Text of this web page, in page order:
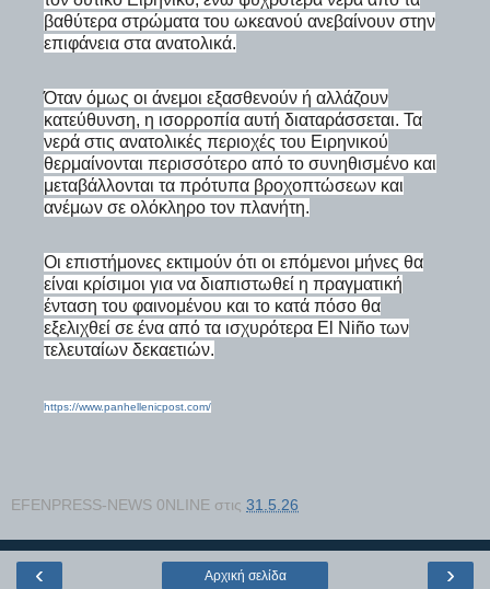
βαθύτερα στρώματα του ωκεανού ανεβαίνουν στην
επιφάνεια στα ανατολικά.
Όταν όμως οι άνεμοι εξασθενούν ή αλλάζουν
κατεύθυνση, η ισορροπία αυτή διαταράσσεται. Τα
νερά στις ανατολικές περιοχές του Ειρηνικού
θερμαίνονται περισσότερο από το συνηθισμένο και
μεταβάλλονται τα πρότυπα βροχοπτώσεων και
ανέμων σε ολόκληρο τον πλανήτη.
Οι επιστήμονες εκτιμούν ότι οι επόμενοι μήνες θα
είναι κρίσιμοι για να διαπιστωθεί η πραγματική
ένταση του φαινομένου και το κατά πόσο θα
εξελιχθεί σε ένα από τα ισχυρότερα El Niño των
τελευταίων δεκαετιών.
https://www.panhellenicpost.com/
EFENPRESS-NEWS 0NLINE στις 31.5.26
‹ ›
Αρχική σελίδα